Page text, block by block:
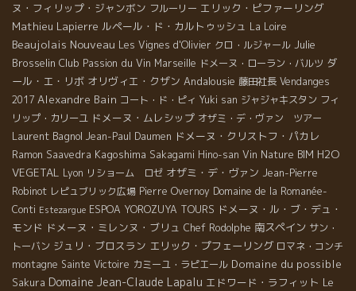
ヌ・フィリップ・ジャンボン フルーリー エリック・ピファーリング
Mathieu Lapierre ルペール・ド・カルトゥッシュ La Loire
Beaujolais Nouveau Les Vignes d'Olivier クロ・ルジャール Julie
Brosselin Club Passion du Vin Marseille ドメーヌ・ローラン・バルツ ダ
ール・エ・リボ オリヴィエ・クザン Andalousie 藤田社長 Vendanges
2017 Alexandre Bain コート・ド・ピィ Yuki san ジャジャキスタン フィ
リップ・カリーユ ドメーヌ・ムレシップ オザミ・デ・ヴァン ツアー
Laurent Bagnol Jean-Paul Daumen ドメーヌ・クリストフ・パカレ
Ramon Saavedra Kagoshima Sakagami Hino-san Vin Nature BIM H2O
VEGETAL Lyon リショーム ロゼ オザミ・デ・ヴァン Jean-Pierre
Robinot レピュブリック広場 Pierre Overnoy Domaine de la Romanée-
Conti Estezargue ESPOA YOROZUYA TOURS ドメーヌ・ル・ブ・デュ・
モンド ドメーヌ・ミレンヌ・ブリュ Chef Rodolphe 南スペイン サン・
トーバン ジュリ・ブロスラン エリック・プフェーリング ロマネ・コンチ
montagne Sainte Victoire カミーユ・ラピエール Domaine du possible
Sakura Domaine Jean-Claude Lapalu エドワード・ラフィット Le